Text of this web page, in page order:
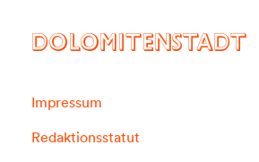
DOLOMITENSTADT
Impressum
Redaktionsstatut